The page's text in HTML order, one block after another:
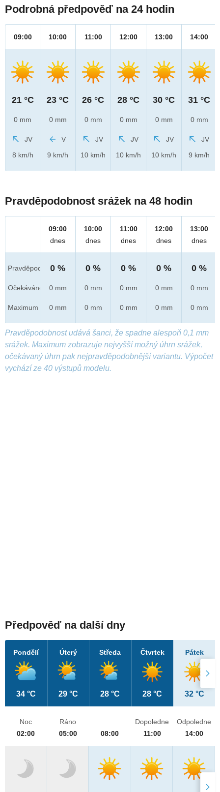
Podrobná předpověď na 24 hodin
09:00
21 °C
0 mm
JV
8 km/h
10:00
23 °C
0 mm
V
9 km/h
11:00
26 °C
0 mm
JV
10 km/h
12:00
28 °C
0 mm
JV
10 km/h
13:00
30 °C
0 mm
JV
10 km/h
14:00
31 °C
0 mm
JV
9 km/h
Pravděpodobnost srážek na 48 hodin
Pravděpod.
Očekáváno
Maximum
09:00
dnes
0 %
0 mm
0 mm
10:00
dnes
0 %
0 mm
0 mm
11:00
dnes
0 %
0 mm
0 mm
12:00
dnes
0 %
0 mm
0 mm
13:00
dnes
0 %
0 mm
0 mm
Pravděpodobnost udává šanci, že spadne alespoň 0,1 mm
srážek. Maximum zobrazuje nejvyšší možný úhrn srážek,
očekávaný úhrn pak nejpravděpodobnější variantu. Výpočet
vychází ze 40 výstupů modelu.
Předpověď na další dny
Pondělí
34 °C
Úterý
29 °C
Středa
28 °C
Čtvrtek
28 °C
Pátek
32 °C
Noc
02:00
Ráno
05:00
08:00
Dopoledne
11:00
Odpoledne
14:00